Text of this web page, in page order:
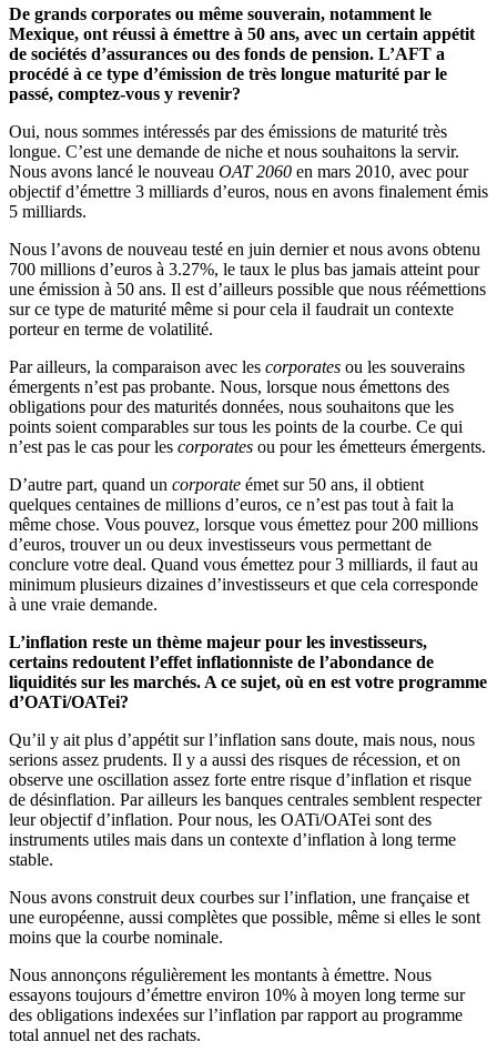
De grands corporates ou même souverain, notamment le
Mexique, ont réussi à émettre à 50 ans, avec un certain appétit
de sociétés d’assurances ou des fonds de pension. L’AFT a
procédé à ce type d’émission de très longue maturité par le
passé, comptez-vous y revenir?
Oui, nous sommes intéressés par des émissions de maturité très
longue. C’est une demande de niche et nous souhaitons la servir.
Nous avons lancé le nouveau OAT 2060 en mars 2010, avec pour
objectif d’émettre 3 milliards d’euros, nous en avons finalement émis
5 milliards.
Nous l’avons de nouveau testé en juin dernier et nous avons obtenu
700 millions d’euros à 3.27%, le taux le plus bas jamais atteint pour
une émission à 50 ans. Il est d’ailleurs possible que nous réémettions
sur ce type de maturité même si pour cela il faudrait un contexte
porteur en terme de volatilité.
Par ailleurs, la comparaison avec les corporates ou les souverains
émergents n’est pas probante. Nous, lorsque nous émettons des
obligations pour des maturités données, nous souhaitons que les
points soient comparables sur tous les points de la courbe. Ce qui
n’est pas le cas pour les corporates ou pour les émetteurs émergents.
D’autre part, quand un corporate émet sur 50 ans, il obtient
quelques centaines de millions d’euros, ce n’est pas tout à fait la
même chose. Vous pouvez, lorsque vous émettez pour 200 millions
d’euros, trouver un ou deux investisseurs vous permettant de
conclure votre deal. Quand vous émettez pour 3 milliards, il faut au
minimum plusieurs dizaines d’investisseurs et que cela corresponde
à une vraie demande.
L’inflation reste un thème majeur pour les investisseurs,
certains redoutent l’effet inflationniste de l’abondance de
liquidités sur les marchés. A ce sujet, où en est votre programme
d’OATi/OATei?
Qu’il y ait plus d’appétit sur l’inflation sans doute, mais nous, nous
serions assez prudents. Il y a aussi des risques de récession, et on
observe une oscillation assez forte entre risque d’inflation et risque
de désinflation. Par ailleurs les banques centrales semblent respecter
leur objectif d’inflation. Pour nous, les OATi/OATei sont des
instruments utiles mais dans un contexte d’inflation à long terme
stable.
Nous avons construit deux courbes sur l’inflation, une française et
une européenne, aussi complètes que possible, même si elles le sont
moins que la courbe nominale.
Nous annonçons régulièrement les montants à émettre. Nous
essayons toujours d’émettre environ 10% à moyen long terme sur
des obligations indexées sur l’inflation par rapport au programme
total annuel net des rachats.